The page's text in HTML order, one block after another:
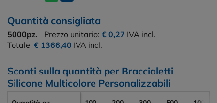
Quantità consigliata
5000pz. Prezzo unitario: € 0,27 IVA incl.
Totale: € 1366,40 IVA incl.
Sconti sulla quantità per Braccialetti
Silicone Multicolore Personalizzabili